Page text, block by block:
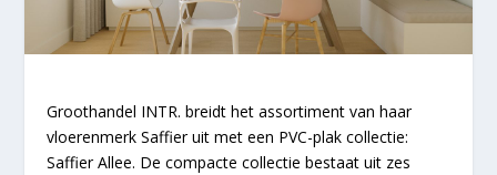
Groothandel INTR. breidt het assortiment van haar
vloerenmerk Saffier uit met een PVC-plak collectie:
Saffier Allee. De compacte collectie bestaat uit zes